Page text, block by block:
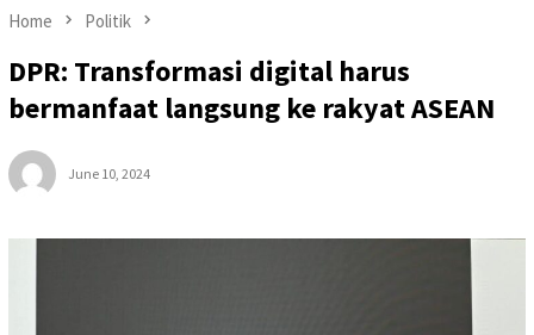
Home Politik
DPR: Transformasi digital harus
bermanfaat langsung ke rakyat ASEAN
June 10, 2024